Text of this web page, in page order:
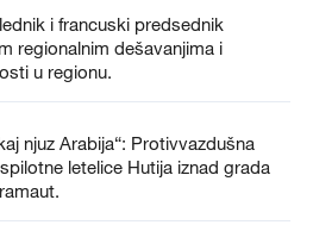
i francuski predsednik
regionalnim dešavanjima i
u regionu.
njuz Arabija“: Protivvazdušna
letelice Hutija iznad grada